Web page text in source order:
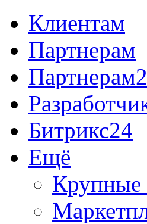
Клиентам
Партнерам
Битрикс24
Ещё
Крупные